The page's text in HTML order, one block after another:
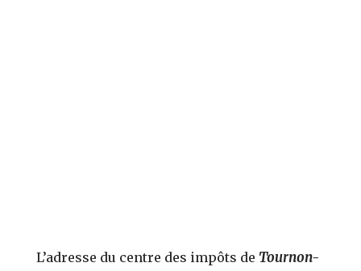
L’adresse du centre des impôts de Tournon-